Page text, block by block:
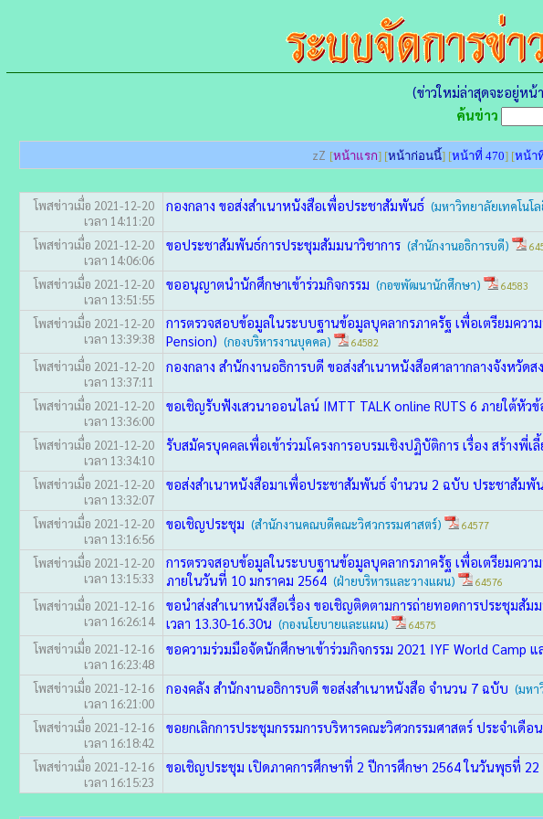
(ข่าวใหม่ล่าสุดจะอยู่ห
ค้นข่าว
zZ [หน้าแรก] [หน้าก่อนนี้] [หน้าที่ 470] [หน้า
โพสข่าวเมื่อ 2021-12-20
เวลา 14:11:20
กองกลาง ขอส่งสำเนาหนังสือเพื่อประชาสัมพันธ์ (มหาวิทยาลัยเทคโนโ
โพสข่าวเมื่อ 2021-12-20
เวลา 14:06:06
ขอประชาสัมพันธ์การประชุมสัมมนาวิชาการ (สำนักงานอธิการบดี)
โพสข่าวเมื่อ 2021-12-20
เวลา 13:51:55
ขออนุญาตนำนักศึกษาเข้าร่วมกิจกรรม (กอฃพัฒนานักศึกษา) 64583
โพสข่าวเมื่อ 2021-12-20
เวลา 13:39:38
การตรวจสอบข้อมูลในระบบฐานข้อมูลบุคลากรภาครัฐ เพื่อเตรียมคว
Pension) (กองบริหารงานบุคคล) 64582
โพสข่าวเมื่อ 2021-12-20
เวลา 13:37:11
กองกลาง สำนักงานอธิการบดี ขอส่งสำเนาหนังสือศาลาากลางจังหวัด
โพสข่าวเมื่อ 2021-12-20
เวลา 13:36:00
ขอเชิญรับฟังเสวนาออนไลน์ IMTT TALK online RUTS 6 ภายใต้หัว
โพสข่าวเมื่อ 2021-12-20
เวลา 13:34:10
รับสมัครบุคคลเพื่อเข้าร่วมโครงการอบรมเชิงปฏิบัติการ เรื่อง สร้างพี่
โพสข่าวเมื่อ 2021-12-20
เวลา 13:32:07
ขอส่งสำเนาหนังสือมาเพื่อประชาสัมพันธ์ จำนวน 2 ฉบับ ประชาสัมพั
โพสข่าวเมื่อ 2021-12-20
เวลา 13:16:56
ขอเชิญประชุม (สำนักงานคณบดีคณะวิศวกรรมศาสตร์) 64577
โพสข่าวเมื่อ 2021-12-20
เวลา 13:15:33
การตรวจสอบข้อมูลในระบบฐานข้อมูลบุคลากรภาครัฐ เพื่อเตรียมคว
ภายในวันที่ 10 มกราคม 2564 (ฝ่ายบริหารและวางแผน) 64576
โพสข่าวเมื่อ 2021-12-16
เวลา 16:26:14
ขอนำส่งสำเนาหนังสือเรื่อง ขอเชิญติดตามการถ่ายทอดการประชุมสั
เวลา 13.30-16.30น (กองนโยบายและแผน) 64575
โพสข่าวเมื่อ 2021-12-16
เวลา 16:23:48
ขอความร่วมมือจัดนักศึกษาเข้าร่วมกิจกรรม 2021 IYF World Camp
โพสข่าวเมื่อ 2021-12-16
เวลา 16:21:00
กองคลัง สำนักงานอธิการบดี ขอส่งสำเนาหนังสือ จำนวน 7 ฉบับ (มหา
โพสข่าวเมื่อ 2021-12-16
เวลา 16:18:42
ขอยกเลิกการประชุมกรรมการบริหารคณะวิศวกรรมศาสตร์ ประจำเดือ
โพสข่าวเมื่อ 2021-12-16
เวลา 16:15:23
ขอเชิญประชุม เปิดภาคการศึกษาที่ 2 ปีการศึกษา 2564 ในวันพุธที่